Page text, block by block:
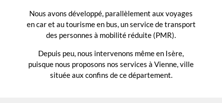
Nous avons développé, parallèlement aux voyages
en car et au tourisme en bus, un service de transport
des personnes à mobilité réduite (PMR).
Depuis peu, nous intervenons même en Isère,
puisque nous proposons nos services à Vienne, ville
située aux confins de ce département.